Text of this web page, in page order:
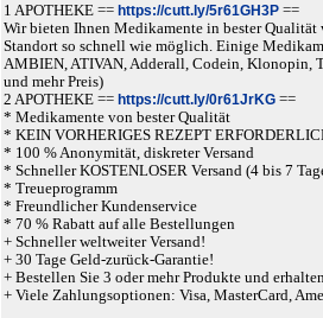
1 APOTHEKE == https://cutt.ly/5r61GH3P ==
Wir bieten Ihnen Medikamente in bester
Standort so schnell wie möglich. Einige
AMBIEN, ATIVAN, Adderall, Codein, Klonopin,
und mehr Preis)
2 APOTHEKE == https://cutt.ly/0r61JrKG ==
* Medikamente von bester Qualität
* KEIN VORHERIGES REZEPT
* 100 % Anonymität, diskreter Versand
* Schneller KOSTENLOSER Versand (4 bis 7
* Treueprogramm
* Freundlicher Kundenservice
* 70 % Rabatt auf alle Bestellungen
+ Schneller weltweiter Versand!
+ 30 Tage Geld-zurück-Garantie!
+ Bestellen Sie 3 oder mehr Produkte und
+ Viele Zahlungsoptionen: Visa, MasterCard,